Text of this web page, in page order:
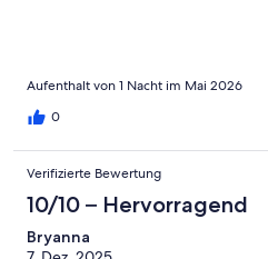
Aufenthalt von 1 Nacht im Mai 2026
0
Verifizierte Bewertung
10/10 – Hervorragend
Bryanna